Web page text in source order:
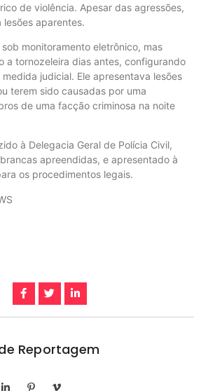
de violência. Apesar das agressões,
aparentes.
monitoramento eletrônico, mas
a tornozeleira dias antes, configurando
judicial. Ele apresentava lesões
terem sido causadas por uma
de uma facção criminosa na noite
à Delegacia Geral de Polícia Civil,
apreendidas, e apresentado à
os procedimentos legais.
Reportagem